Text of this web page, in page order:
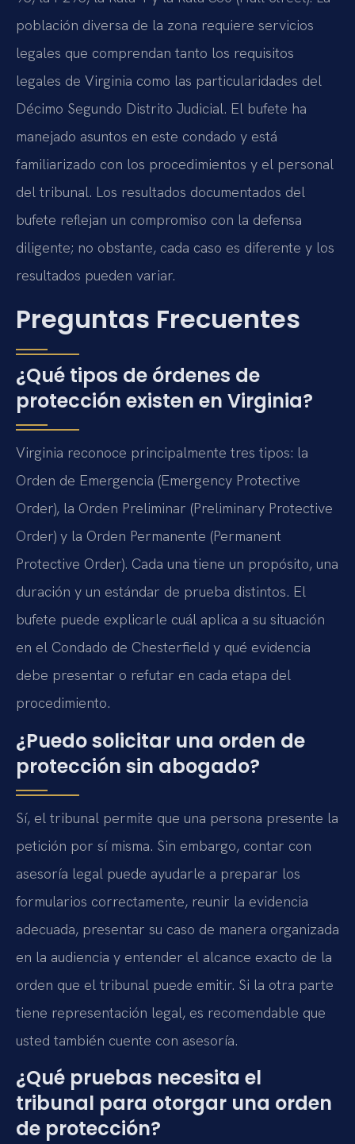
población diversa de la zona requiere servicios
legales que comprendan tanto los requisitos
legales de Virginia como las particularidades del
Décimo Segundo Distrito Judicial. El bufete ha
manejado asuntos en este condado y está
familiarizado con los procedimientos y el personal
del tribunal. Los resultados documentados del
bufete reflejan un compromiso con la defensa
diligente; no obstante, cada caso es diferente y los
resultados pueden variar.
Preguntas Frecuentes
¿Qué tipos de órdenes de
protección existen en Virginia?
Virginia reconoce principalmente tres tipos: la
Orden de Emergencia (Emergency Protective
Order), la Orden Preliminar (Preliminary Protective
Order) y la Orden Permanente (Permanent
Protective Order). Cada una tiene un propósito, una
duración y un estándar de prueba distintos. El
bufete puede explicarle cuál aplica a su situación
en el Condado de Chesterfield y qué evidencia
debe presentar o refutar en cada etapa del
procedimiento.
¿Puedo solicitar una orden de
protección sin abogado?
Sí, el tribunal permite que una persona presente la
petición por sí misma. Sin embargo, contar con
asesoría legal puede ayudarle a preparar los
formularios correctamente, reunir la evidencia
adecuada, presentar su caso de manera organizada
en la audiencia y entender el alcance exacto de la
orden que el tribunal puede emitir. Si la otra parte
tiene representación legal, es recomendable que
usted también cuente con asesoría.
¿Qué pruebas necesita el
tribunal para otorgar una orden
de protección?